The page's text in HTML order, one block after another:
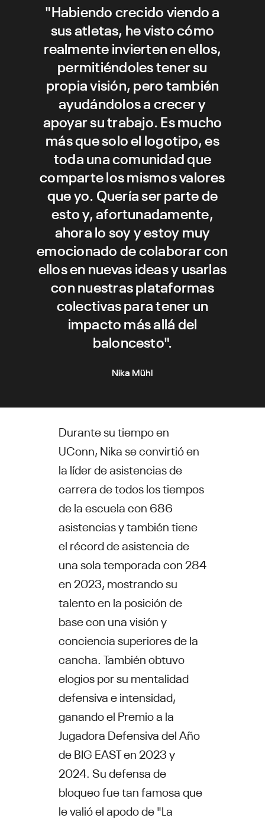
"Habiendo crecido viendo a
sus atletas, he visto cómo
realmente invierten en ellos,
permitiéndoles tener su
propia visión, pero también
ayudándolos a crecer y
apoyar su trabajo. Es mucho
más que solo el logotipo, es
toda una comunidad que
comparte los mismos valores
que yo. Quería ser parte de
esto y, afortunadamente,
ahora lo soy y estoy muy
emocionado de colaborar con
ellos en nuevas ideas y usarlas
con nuestras plataformas
colectivas para tener un
impacto más allá del
baloncesto".
Nika Mühl
Durante su tiempo en
UConn, Nika se convirtió en
la líder de asistencias de
carrera de todos los tiempos
de la escuela con 686
asistencias y también tiene
el récord de asistencia de
una sola temporada con 284
en 2023, mostrando su
talento en la posición de
base con una visión y
conciencia superiores de la
cancha. También obtuvo
elogios por su mentalidad
defensiva e intensidad,
ganando el Premio a la
Jugadora Defensiva del Año
de BIG EAST en 2023 y
2024. Su defensa de
bloqueo fue tan famosa que
le valió el apodo de "La